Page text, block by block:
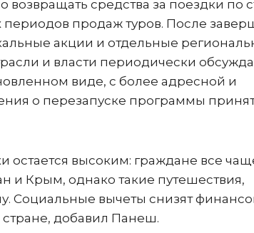
возвращать средства за поездки по
продаж туров. После
акции и отдельные
и власти периодически
виде, с более адресной и
о перезапуске программы
остается высоким: граждане все
и Крым, однако такие путешествия,
Социальные вычеты снизят
стране, добавил Панеш.